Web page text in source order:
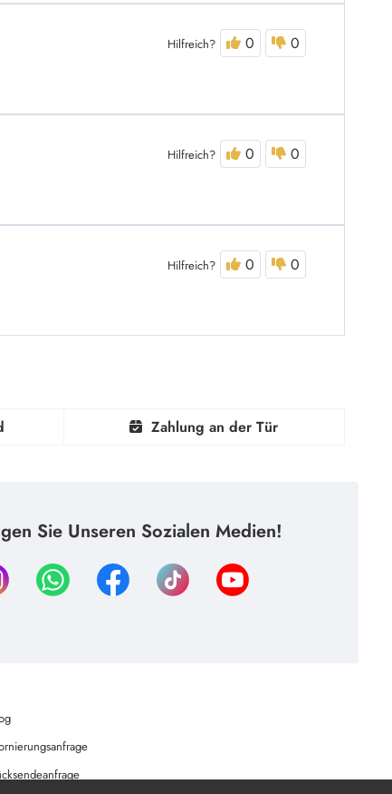
Hilfreich? 0 0
Hilfreich? 0 0
Hilfreich? 0 0
Zahlung an der Tür
Sie Unseren Sozialen Medien!